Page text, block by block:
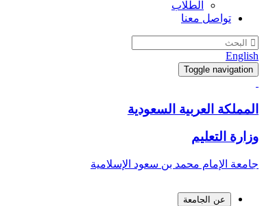
الطلاب
تواصل معنا
English
Toggle navigation
المملكة العربية السعودية
وزارة التعليم
جامعة الإمام محمد بن سعود الإسلامية
عن الجامعة